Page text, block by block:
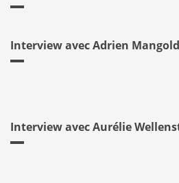
Interview avec Adrien Mangold
Interview avec Aurélie